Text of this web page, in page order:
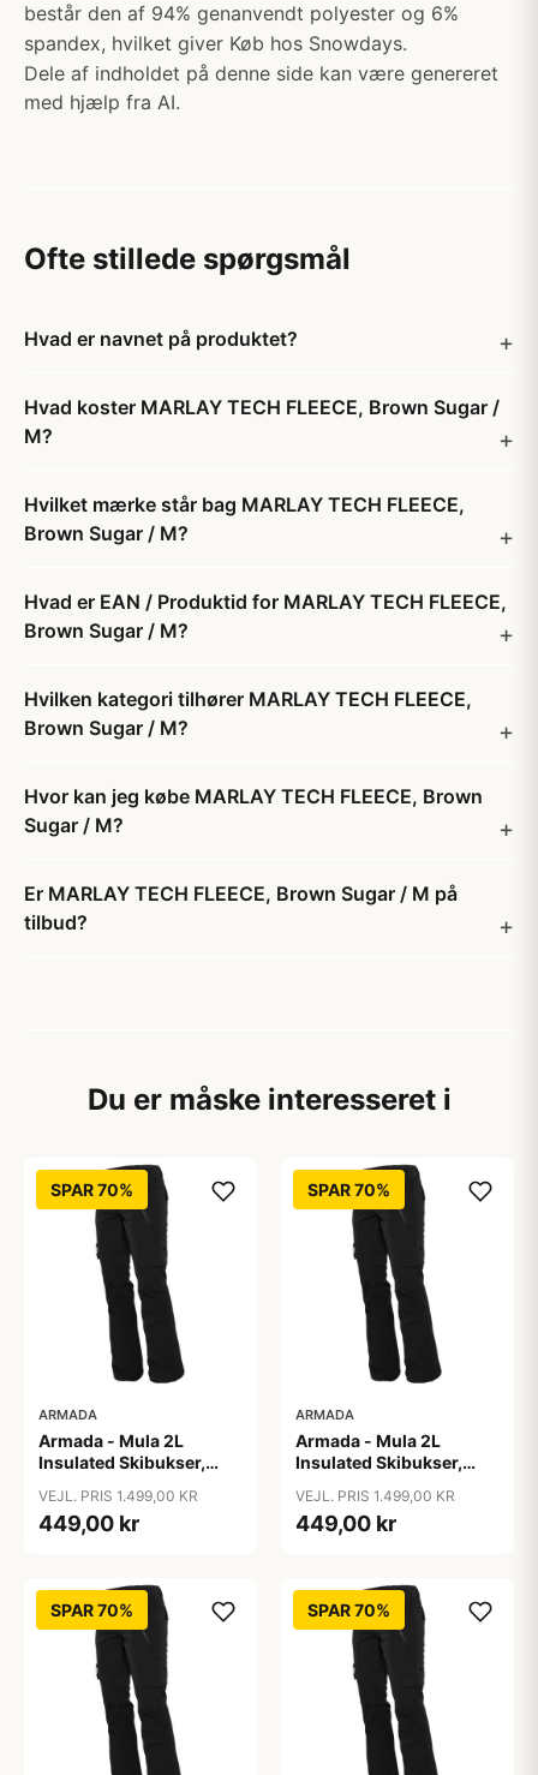
består den af 94% genanvendt polyester og 6%
spandex, hvilket giver Køb hos Snowdays.
Dele af indholdet på denne side kan være genereret
med hjælp fra AI.
Ofte stillede spørgsmål
Hvad er navnet på produktet?
Hvad koster MARLAY TECH FLEECE, Brown Sugar /
M?
Hvilket mærke står bag MARLAY TECH FLEECE,
Brown Sugar / M?
Hvad er EAN / Produktid for MARLAY TECH FLEECE,
Brown Sugar / M?
Hvilken kategori tilhører MARLAY TECH FLEECE,
Brown Sugar / M?
Hvor kan jeg købe MARLAY TECH FLEECE, Brown
Sugar / M?
Er MARLAY TECH FLEECE, Brown Sugar / M på
tilbud?
Du er måske interesseret i
SPAR 70%
ARMADA
Armada - Mula 2L
Insulated Skibukser,
VEJL. PRIS 1.499,00 KR
449,00 kr
SPAR 70%
ARMADA
Armada - Mula 2L
Insulated Skibukser,
VEJL. PRIS 1.499,00 KR
449,00 kr
SPAR 70% SPAR 70%